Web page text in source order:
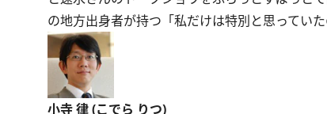
の地方出身者が持つ「私だけは特別と思ってい
小寺 律 (こでら りつ)